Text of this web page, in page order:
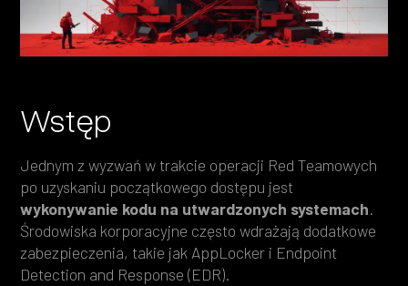
Wstęp
Jednym z wyzwań w trakcie operacji Red Teamowych
po uzyskaniu początkowego dostępu jest
wykonywanie kodu na utwardzonych systemach.
Środowiska korporacyjne często wdrażają dodatkowe
zabezpieczenia, takie jak AppLocker i Endpoint
Detection and Response (EDR).
Heading 6